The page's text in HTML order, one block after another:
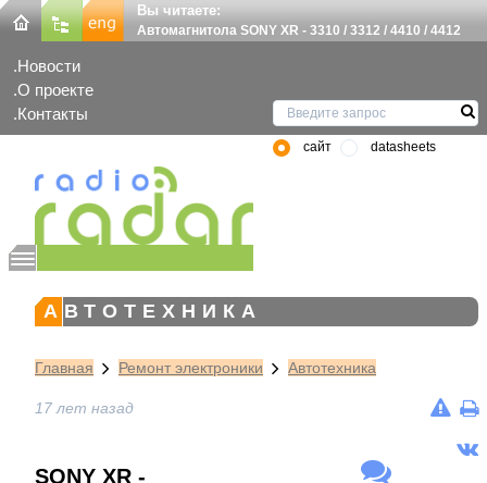
Вы читаете:
Автомагнитола SONY XR - 3310 / 3312 / 4410 / 4412
Новости
О проекте
Контакты
сайт datasheets
АВТОТЕХНИКА
Главная Ремонт электроники Автотехника
17 лет назад
SONY XR -